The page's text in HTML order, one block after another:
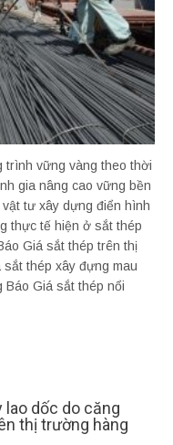
vững vàng theo thời
gia nâng cao vững bền
tư xây dựng điển hình
thực tế hiện ở sắt thép
Giá sắt thép trên thị
thép xây đựng mau
Báo Giá sắt thép nổi
lao dốc do căng
thị trường hàng